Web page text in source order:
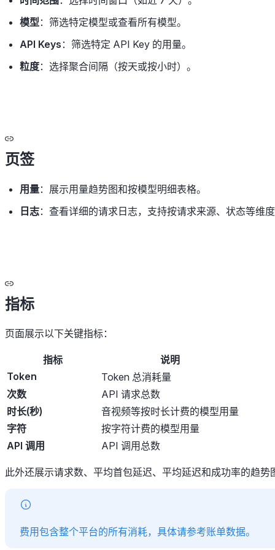
模型：筛选特定模型或查看所有模型。
API Keys ：筛选特定 API Key 的用量。
粒度：选择聚合间隔（按天或按小时）。
页签
用量：展示用量趋势图和按模型明细表格。
日志：查看详细的请求日志，支持按请求来源、状态等维
指标
页面展示以下关键指标：
指标
说明
Token
Token 总消耗量
次数
API 请求总数
时长(秒)
音视频等按时长计费的模型用量
字符
按字符计费的模型用量
API 调用
API 调用总数
此外还展示请求数、平均首包延迟、平均延迟和成功率的趋势
费用包含整个平台的所有消耗，具体请参考账单数据。